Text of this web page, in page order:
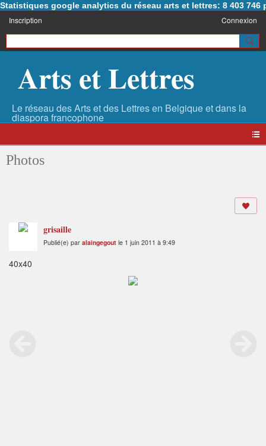
Statistiques google analytics du réseau arts et lettres: 8 403 746
Inscription Connexion
Arts et Lettres
Photos
grisaille
Publié(e) par alaingegout le 1 juin 2011 à 9:49
40x40